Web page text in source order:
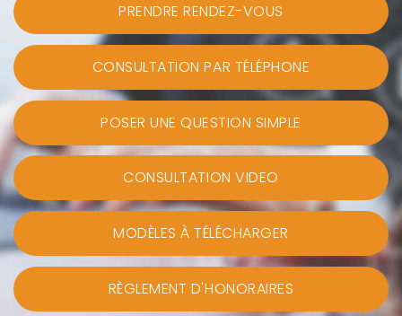
PRENDRE RENDEZ-VOUS
CONSULTATION PAR TÉLÉPHONE
POSER UNE QUESTION SIMPLE
CONSULTATION VIDEO
MODÈLES À TÉLÉCHARGER
RÈGLEMENT D'HONORAIRES